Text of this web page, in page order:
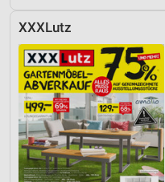
XXXLutz